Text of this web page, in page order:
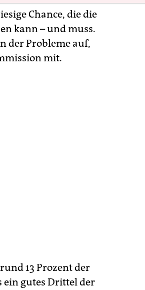
Chance, die die
kann – und muss.
der Probleme auf,
mit.
13 Prozent der
ein gutes Drittel der